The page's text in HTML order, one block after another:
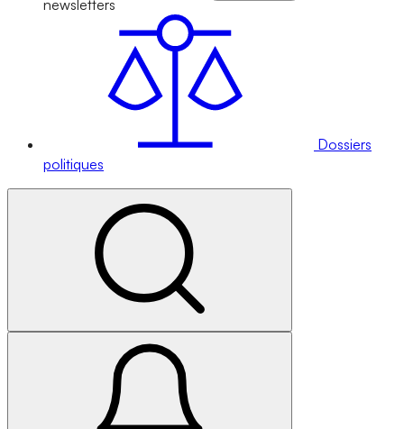
newsletters
Dossiers
politiques